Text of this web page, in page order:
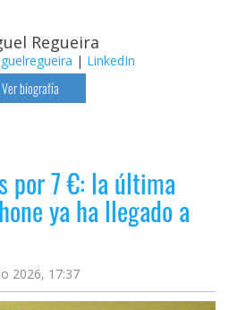
Regueira
| LinkedIn
Ver biografía
por 7 €: la última
ya ha llegado a
2026, 17:37